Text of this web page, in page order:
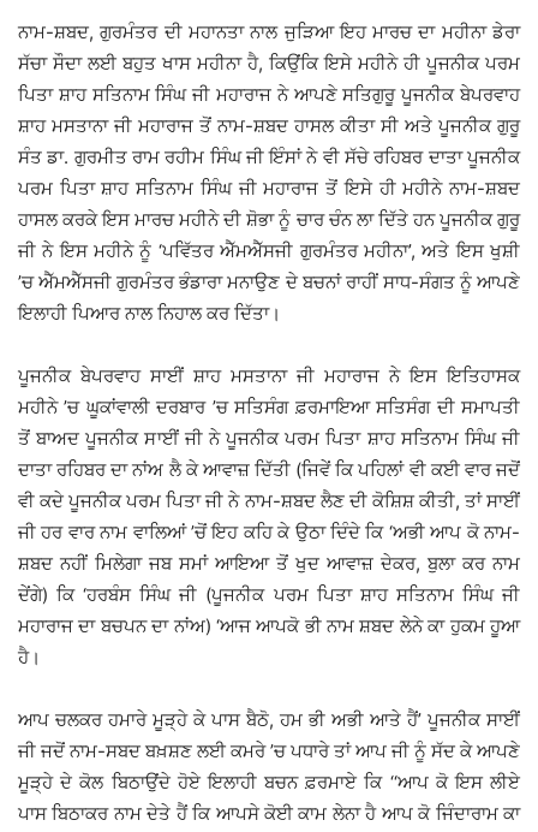
ਨਾਮ-ਸ਼ਬਦ, ਗੁਰਮੰਤਰ ਦੀ ਮਹਾਨਤਾ ਨਾਲ ਜੁੜਿਆ ਇਹ ਮਾਰਚ ਦਾ ਮਹੀਨਾ ਡੇਰਾ
ਸੱਚਾ ਸੌਦਾ ਲਈ ਬਹੁਤ ਖਾਸ ਮਹੀਨਾ ਹੈ, ਕਿਉਂਕਿ ਇਸੇ ਮਹੀਨੇ ਹੀ ਪੂਜਨੀਕ ਪਰਮ
ਪਿਤਾ ਸ਼ਾਹ ਸਤਿਨਾਮ ਸਿੰਘ ਜੀ ਮਹਾਰਾਜ ਨੇ ਆਪਣੇ ਸਤਿਗੁਰੂ ਪੂਜਨੀਕ ਬੇਪਰਵਾਹ
ਸ਼ਾਹ ਮਸਤਾਨਾ ਜੀ ਮਹਾਰਾਜ ਤੋਂ ਨਾਮ-ਸ਼ਬਦ ਹਾਸਲ ਕੀਤਾ ਸੀ ਅਤੇ ਪੂਜਨੀਕ ਗੁਰੂ
ਸੰਤ ਡਾ. ਗੁਰਮੀਤ ਰਾਮ ਰਹੀਮ ਸਿੰਘ ਜੀ ਇੰਸਾਂ ਨੇ ਵੀ ਸੱਚੇ ਰਹਿਬਰ ਦਾਤਾ ਪੂਜਨੀਕ
ਪਰਮ ਪਿਤਾ ਸ਼ਾਹ ਸਤਿਨਾਮ ਸਿੰਘ ਜੀ ਮਹਾਰਾਜ ਤੋਂ ਇਸੇ ਹੀ ਮਹੀਨੇ ਨਾਮ-ਸ਼ਬਦ
ਹਾਸਲ ਕਰਕੇ ਇਸ ਮਾਰਚ ਮਹੀਨੇ ਦੀ ਸ਼ੋਭਾ ਨੂੰ ਚਾਰ ਚੰਨ ਲਾ ਦਿੱਤੇ ਹਨ ਪੂਜਨੀਕ ਗੁਰੂ
ਜੀ ਨੇ ਇਸ ਮਹੀਨੇ ਨੂੰ ‘ਪਵਿੱਤਰ ਐੱਮਐੱਸਜੀ ਗੁਰਮੰਤਰ ਮਹੀਨਾ’, ਅਤੇ ਇਸ ਖੁਸ਼ੀ
’ਚ ਐੱਮਐੱਸਜੀ ਗੁਰਮੰਤਰ ਭੰਡਾਰਾ ਮਨਾਉਣ ਦੇ ਬਚਨਾਂ ਰਾਹੀਂ ਸਾਧ-ਸੰਗਤ ਨੂੰ ਆਪਣੇ
ਇਲਾਹੀ ਪਿਆਰ ਨਾਲ ਨਿਹਾਲ ਕਰ ਦਿੱਤਾ।
ਪੂਜਨੀਕ ਬੇਪਰਵਾਹ ਸਾਈਂ ਸ਼ਾਹ ਮਸਤਾਨਾ ਜੀ ਮਹਾਰਾਜ ਨੇ ਇਸ ਇਤਿਹਾਸਕ
ਮਹੀਨੇ ’ਚ ਘੂਕਾਂਵਾਲੀ ਦਰਬਾਰ ’ਚ ਸਤਿਸੰਗ ਫ਼ਰਮਾਇਆ ਸਤਿਸੰਗ ਦੀ ਸਮਾਪਤੀ
ਤੋਂ ਬਾਅਦ ਪੂਜਨੀਕ ਸਾਈਂ ਜੀ ਨੇ ਪੂਜਨੀਕ ਪਰਮ ਪਿਤਾ ਸ਼ਾਹ ਸਤਿਨਾਮ ਸਿੰਘ ਜੀ
ਦਾਤਾ ਰਹਿਬਰ ਦਾ ਨਾਂਅ ਲੈ ਕੇ ਆਵਾਜ਼ ਦਿੱਤੀ (ਜਿਵੇਂ ਕਿ ਪਹਿਲਾਂ ਵੀ ਕਈ ਵਾਰ ਜਦੋਂ
ਵੀ ਕਦੇ ਪੂਜਨੀਕ ਪਰਮ ਪਿਤਾ ਜੀ ਨੇ ਨਾਮ-ਸ਼ਬਦ ਲੈਣ ਦੀ ਕੋਸ਼ਿਸ਼ ਕੀਤੀ, ਤਾਂ ਸਾਈਂ
ਜੀ ਹਰ ਵਾਰ ਨਾਮ ਵਾਲਿਆਂ ’ਚੋਂ ਇਹ ਕਹਿ ਕੇ ਉਠਾ ਦਿੰਦੇ ਕਿ ‘ਅਭੀ ਆਪ ਕੋ ਨਾਮ-
ਸ਼ਬਦ ਨਹੀਂ ਮਿਲੇਗਾ ਜਬ ਸਮਾਂ ਆਇਆ ਤੋਂ ਖੁਦ ਆਵਾਜ਼ ਦੇਕਰ, ਬੁਲਾ ਕਰ ਨਾਮ
ਦੇਂਗੇ) ਕਿ ‘ਹਰਬੰਸ ਸਿੰਘ ਜੀ (ਪੂਜਨੀਕ ਪਰਮ ਪਿਤਾ ਸ਼ਾਹ ਸਤਿਨਾਮ ਸਿੰਘ ਜੀ
ਮਹਾਰਾਜ ਦਾ ਬਚਪਨ ਦਾ ਨਾਂਅ) ‘ਆਜ ਆਪਕੋ ਭੀ ਨਾਮ ਸ਼ਬਦ ਲੇਨੇ ਕਾ ਹੁਕਮ ਹੂਆ
ਹੈ।
ਆਪ ਚਲਕਰ ਹਮਾਰੇ ਮੂੜ੍ਹੇ ਕੇ ਪਾਸ ਬੈਠੋ, ਹਮ ਭੀ ਅਭੀ ਆਤੇ ਹੈਂ’ ਪੂਜਨੀਕ ਸਾਈਂ
ਜੀ ਜਦੋਂ ਨਾਮ-ਸਬਦ ਬਖ਼ਸ਼ਣ ਲਈ ਕਮਰੇ ’ਚ ਪਧਾਰੇ ਤਾਂ ਆਪ ਜੀ ਨੂੰ ਸੱਦ ਕੇ ਆਪਣੇ
ਮੂੜ੍ਹੇ ਦੇ ਕੋਲ ਬਿਠਾਉਂਦੇ ਹੋਏ ਇਲਾਹੀ ਬਚਨ ਫ਼ਰਮਾਏ ਕਿ ‘‘ਆਪ ਕੋ ਇਸ ਲੀਏ
ਪਾਸ ਬਿਠਾਕਰ ਨਾਮ ਦੇਤੇ ਹੈਂ ਕਿ ਆਪਸੇ ਕੋਈ ਕਾਮ ਲੇਨਾ ਹੈ ਆਪ ਕੋ ਜਿੰਦਾਰਾਮ ਕਾ